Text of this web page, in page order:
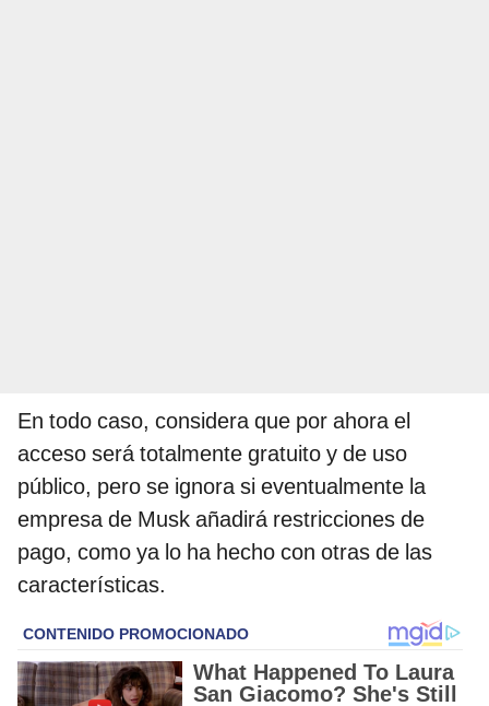
En todo caso, considera que por ahora el
acceso será totalmente gratuito y de uso
público, pero se ignora si eventualmente la
empresa de Musk añadirá restricciones de
pago, como ya lo ha hecho con otras de las
características.